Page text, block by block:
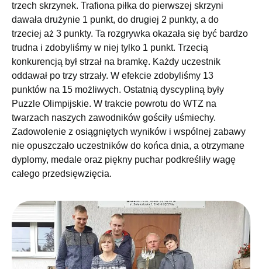
trzech skrzynek. Trafiona piłka do pierwszej skrzyni
dawała drużynie 1 punkt, do drugiej 2 punkty, a do
trzeciej aż 3 punkty. Ta rozgrywka okazała się być bardzo
trudna i zdobyliśmy w niej tylko 1 punkt. Trzecią
konkurencją był strzał na bramkę. Każdy uczestnik
oddawał po trzy strzały. W efekcie zdobyliśmy 13
punktów na 15 możliwych. Ostatnią dyscypliną były
Puzzle Olimpijskie. W trakcie powrotu do WTZ na
twarzach naszych zawodników gościły uśmiechy.
Zadowolenie z osiągniętych wyników i wspólnej zabawy
nie opuszczało uczestników do końca dnia, a otrzymane
dyplomy, medale oraz piękny puchar podkreśliły wagę
całego przedsięwzięcia.